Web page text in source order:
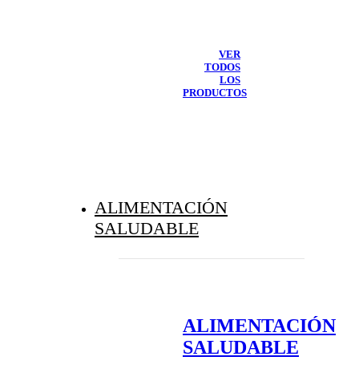
VER
TODOS
LOS
PRODUCTOS
ALIMENTACIÓN
SALUDABLE
ALIMENTACIÓN
SALUDABLE